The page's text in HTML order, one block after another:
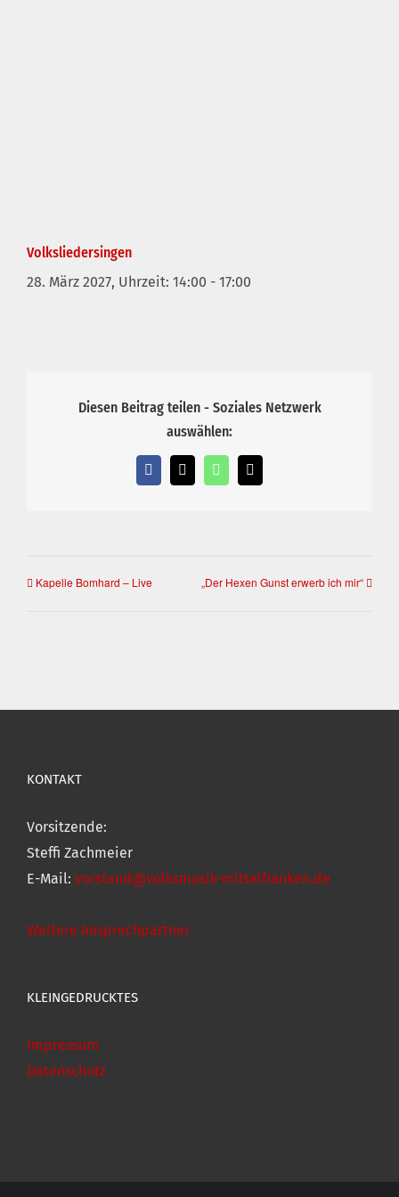
Volksliedersingen
28. März 2027, Uhrzeit: 14:00 - 17:00
Diesen Beitrag teilen - Soziales Netzwerk
auswählen:
Facebook
X WhatsApp
E-
Mail
Kapelle Bomhard – Live „Der Hexen Gunst erwerb ich mir“
KONTAKT
Vorsitzende:
Steffi Zachmeier
E-Mail: vorstand@volksmusik-mittelfranken.de
Weitere Ansprechpartner
KLEINGEDRUCKTES
Impressum
Datenschutz